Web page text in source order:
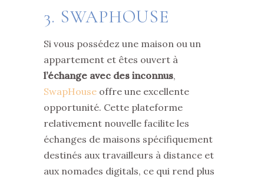
3. SWAPHOUSE
Si vous possédez une maison ou un
appartement et êtes ouvert à
l’échange avec des inconnus,
SwapHouse offre une excellente
opportunité. Cette plateforme
relativement nouvelle facilite les
échanges de maisons spécifiquement
destinés aux travailleurs à distance et
aux nomades digitals, ce qui rend plus